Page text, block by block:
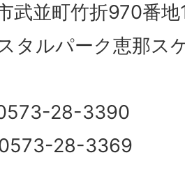
武並町竹折970番
タルパーク恵那ス
28-3390
28-3369